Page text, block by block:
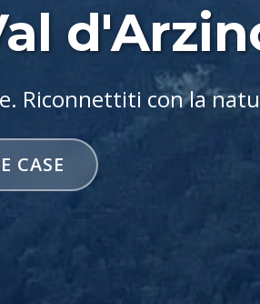
Riconnettiti con la
CASE